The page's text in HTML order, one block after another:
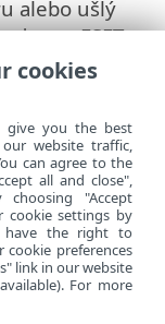
alebo ušlý
ESET
si
že riešený
odmietnuť,
a
ochrany
na účely
cookies
give you the best
website traffic,
can agree to the
all and close",
choosing "Accept
cookie settings by
have the right to
preferences
link in our website
For more